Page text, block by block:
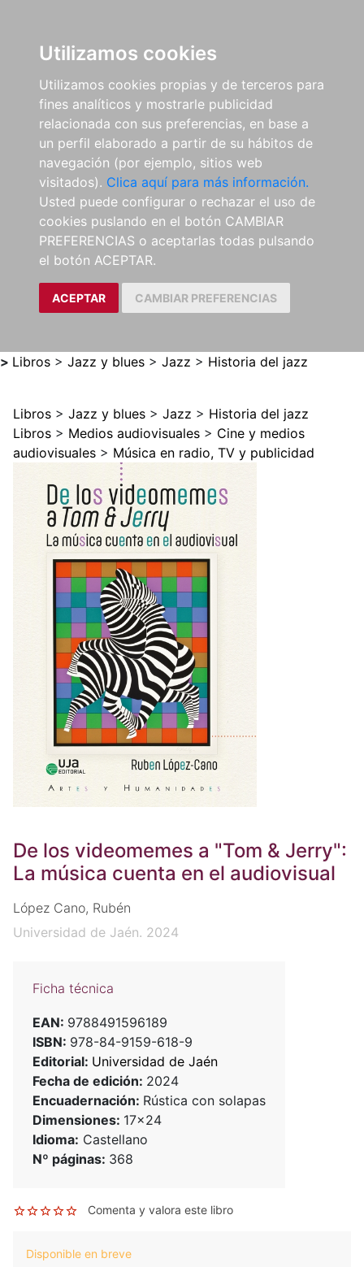
Utilizamos cookies
Utilizamos cookies propias y de terceros para
fines analíticos y mostrarle publicidad
relacionada con sus preferencias, en base a
un perfil elaborado a partir de su hábitos de
navegación (por ejemplo, sitios web
visitados). Clica aquí para más información.
Usted puede configurar o rechazar el uso de
cookies puslando en el botón CAMBIAR
PREFERENCIAS o aceptarlas todas pulsando
el botón ACEPTAR.
ACEPTAR CAMBIAR PREFERENCIAS
> Libros > Jazz y blues > Jazz > Historia del jazz
Libros > Jazz y blues > Jazz > Historia del jazz
Libros > Medios audiovisuales > Cine y medios
audiovisuales > Música en radio, TV y publicidad
De los videomemes a "Tom & Jerry":
La música cuenta en el audiovisual
López Cano, Rubén
Universidad de Jaén. 2024
Ficha técnica
EAN: 9788491596189
ISBN: 978-84-9159-618-9
Editorial: Universidad de Jaén
Fecha de edición: 2024
Encuadernación: Rústica con solapas
Dimensiones: 17x24
Idioma: Castellano
Nº páginas: 368
Comenta y valora este libro
Disponible en breve